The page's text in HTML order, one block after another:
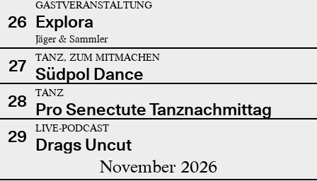
26
GASTVERANSTALTUNG
Explora
Jäger & Sammler
27 TANZ, ZUM MITMACHEN
Südpol Dance
28
TANZ
Pro Senectute Tanznachmittag
29
LIVE-PODCAST
Drags Uncut
November 2026